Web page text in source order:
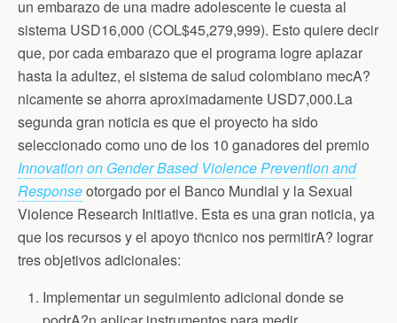
un embarazo de una madre adolescente le cuesta al
sistema USD16,000 (COL$45,279,999). Esto quiere decir
que, por cada embarazo que el programa logre aplazar
hasta la adultez, el sistema de salud colombiano mecA?
nicamente se ahorra aproximadamente USD7,000.La
segunda gran noticia es que el proyecto ha sido
seleccionado como uno de los 10 ganadores del premio
Innovation on Gender Based Violence Prevention and
Responseotorgado por el Banco Mundial y la Sexual
Violence Research Initiative. Esta es una gran noticia, ya
que los recursos y el apoyo tñcnico nos permitirA? lograr
tres objetivos adicionales:
Implementar un seguimiento adicional donde se